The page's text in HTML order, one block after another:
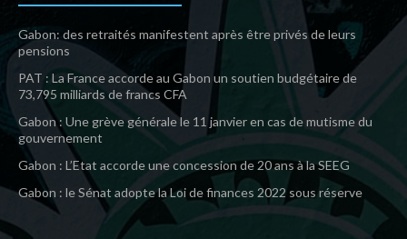
Gabon: des retraités manifestent après être privés de leurs
pensions
PAT : La France accorde au Gabon un soutien budgétaire de
73,795 milliards de francs CFA
Gabon : Une grève générale le 11 janvier en cas de mutisme du
gouvernement
Gabon : L’Etat accorde une concession de 20 ans à la SEEG
Gabon : le Sénat adopte la Loi de finances 2022 sous réserve